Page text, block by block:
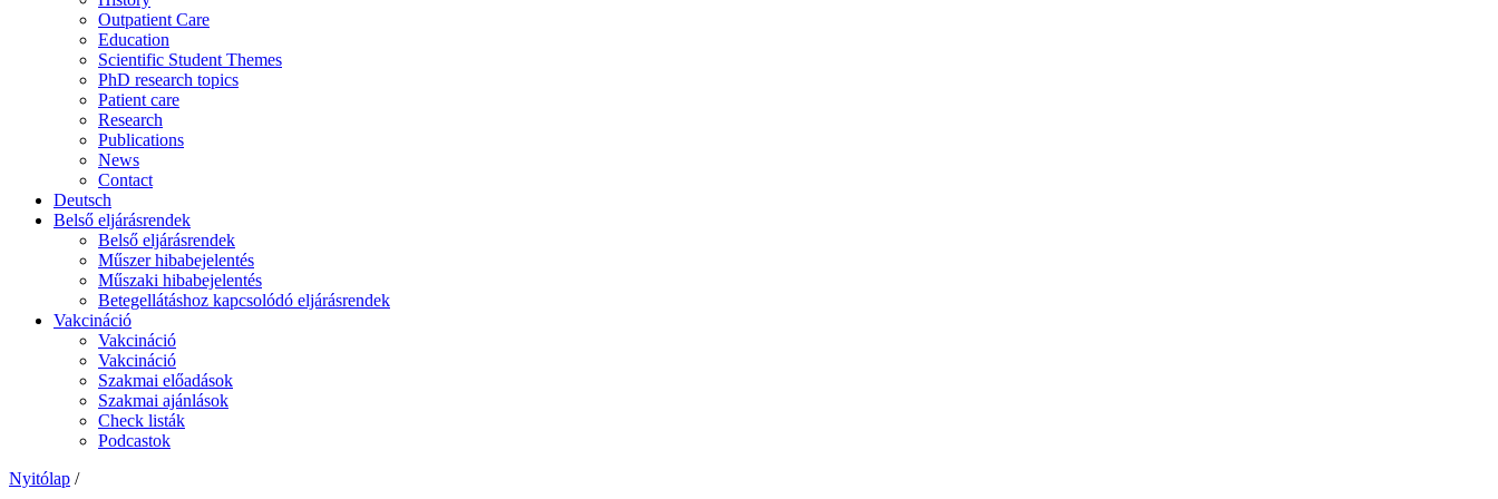
Outpatient Care
Education
Scientific Student Themes
PhD research topics
Patient care
Research
Publications
News
Contact
Deutsch
Belső eljárásrendek
Belső eljárásrendek
Műszer hibabejelentés
Műszaki hibabejelentés
Betegellátáshoz kapcsolódó eljárásrendek
Vakcináció
Vakcináció
Vakcináció
Szakmai előadások
Szakmai ajánlások
Check listák
Podcastok
Nyitólap /